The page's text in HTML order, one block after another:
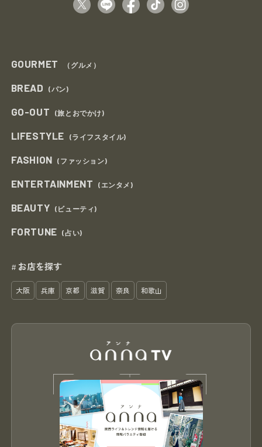
GOURMET （グルメ）
BREAD (パン)
GO-OUT (旅とおでかけ)
LIFESTYLE (ライフスタイル)
FASHION (ファッション)
ENTERTAINMENT (エンタメ)
BEAUTY (ビューティ)
FORTUNE (占い)
# お店を探す
大阪 兵庫 京都 滋賀 奈良 和歌山